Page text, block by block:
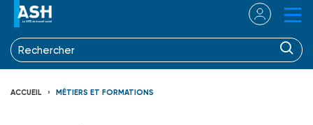
ACCUEIL MÉTIERS ET FORMATIONS